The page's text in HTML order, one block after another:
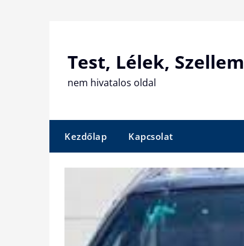
Test, Lélek, Szellem
nem hivatalos oldal
Kezdőlap Kapcsolat